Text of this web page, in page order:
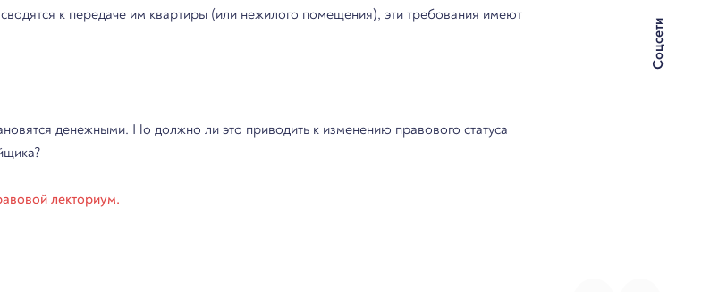
Соцсети
к передаче им квартиры (или нежилого помещения), эти требования имеют
денежными. Но должно ли это приводить к изменению правового статуса
лекториум.